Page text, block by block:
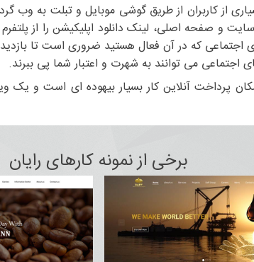
از کاربران از طریق گوشی موبایل و تبلت به وب
و صفحه اصلی، لینک دانلود اپلیکیشن را از
اجتماعی که در آن فعال هستید ضروری است تا
اجتماعی می توانند به شهرت و اعتبار شما پی ببرند.
پرداخت آنلاین کار بسیار بیهوده ای است و
برخی از نمونه کارهای رایان